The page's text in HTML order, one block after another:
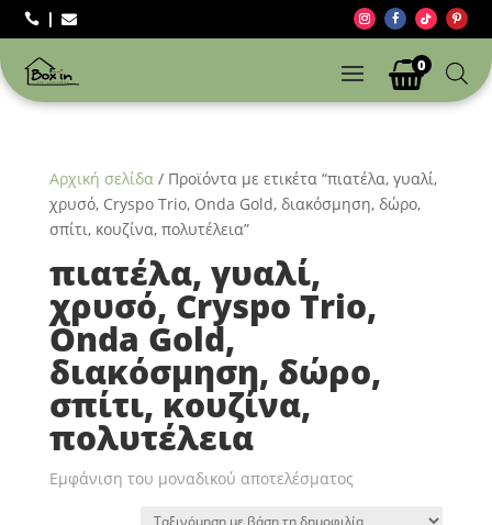
 
0
Αρχική σελίδα/ Προϊόντα με ετικέτα “πιατέλα, γυαλί,
χρυσό, Cryspo Trio, Onda Gold, διακόσμηση, δώρο,
σπίτι, κουζίνα, πολυτέλεια”
πιατέλα, γυαλί,
χρυσό, Cryspo Trio,
Onda Gold,
διακόσμηση, δώρο,
σπίτι, κουζίνα,
πολυτέλεια
Εμφάνιση του μοναδικού αποτελέσματος